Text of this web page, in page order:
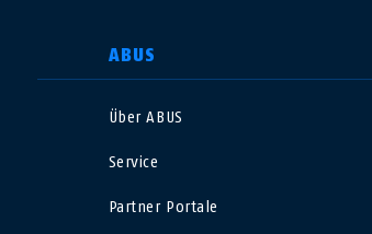
ABUS
Über ABUS
Service
Partner Portale
LAND AUSWÄHLEN
Canada